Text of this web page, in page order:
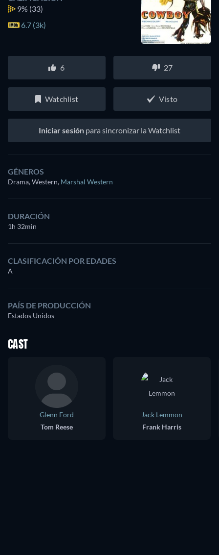
9% (33)
6.7 (3k)
6 27
Watchlist Visto
Iniciar sesión para sincronizar la Watchlist
GÉNEROS
Drama, Western, Marshal Western
DURACIÓN
1h 32min
CLASIFICACIÓN POR EDADES
A
PAÍS DE PRODUCCIÓN
Estados Unidos
CAST
Glenn Ford
Tom Reese
Jack Lemmon
Frank Harris